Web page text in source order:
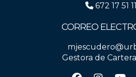
672 17 51 11
CORREO
Gestora de